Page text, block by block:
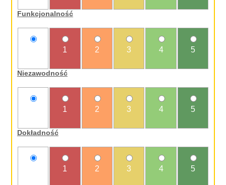
Funkcjonalność
1 2 3 4 5
Niezawodność
1 2 3 4 5
Dokładność
1 2 3 4 5